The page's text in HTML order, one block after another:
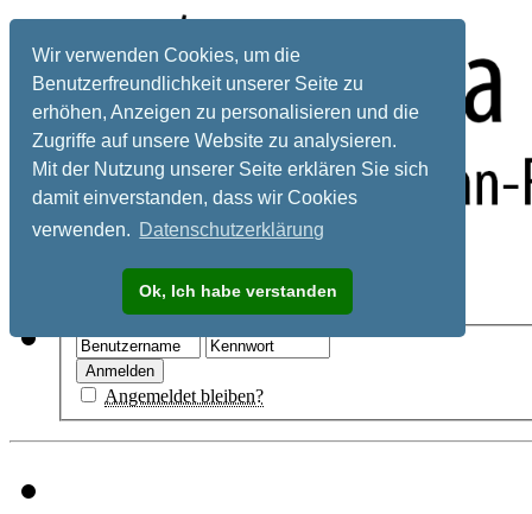
Wir verwenden Cookies, um die
Benutzerfreundlichkeit unserer Seite zu
erhöhen, Anzeigen zu personalisieren und die
Zugriffe auf unsere Website zu analysieren.
Mit der Nutzung unserer Seite erklären Sie sich
damit einverstanden, dass wir Cookies
verwenden. Datenschutzerklärung
Ok, Ich habe verstanden
Registrieren
Angemeldet bleiben?